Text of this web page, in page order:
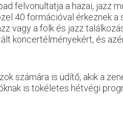
felvonultatja a hazai, jazz
40 formációval érkeznek a
vagy a folk és jazz
koncertélményekért, és
számára is üdítő, akik a
is tökéletes hétvégi